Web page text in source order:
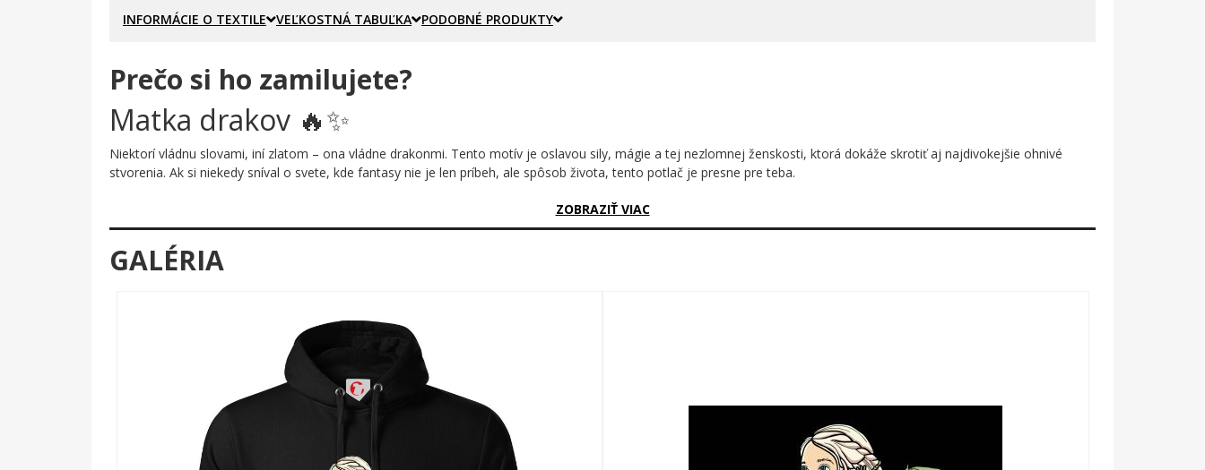
INFORMÁCIE O TEXTILE VEĽKOSTNÁ TABUĽKA PODOBNÉ PRODUKTY
Prečo si ho zamilujete?
Matka drakov 🔥✨
Niektorí vládnu slovami, iní zlatom – ona vládne drakonmi. Tento motív je oslavou sily, mágie a tej nezlomnej ženskosti, ktorá dokáže skrotiť aj najdivokejšie ohnivé
stvorenia. Ak si niekedy sníval o svete, kde fantasy nie je len príbeh, ale spôsob života, tento potlač je presne pre teba.
Kresba zachytáva mladú ženu so svetlými vlasmi, okolo ktorej sa vinie dvojica malých drakov – jeden tmavomodrý, zúrivý a plný ostrých zubov, druhý zelený, hravý,
posadený na jej ramene ako verný spoločník. Celá kompozícia je spracovaná v štýle detailnej ručnej ilustrácie s jemným polotónovým tieňovaním na tmavom pozadí.
Komu urobí radosť?
🔥 Všetkým, čo milujú fantasy svety plné magie a drakov
🖤 Fanúšikom epických seriálov a kníh o moci a osude
✨ Tým, ktorí nosia svoje vnútorné kráľovstvo hrdo na povrchu
💪 Silným ženám aj tým, čo ich obdivujú a inšpirujú sa nimi
Zober moc do vlastných rúk – motív, ktorý hovorí za teba hlasnejšie ako akýkoľvek prejav. Pridaj ho do košíka, kým ho nezoberie niekto iný! 🌟
ZOBRAZIŤ VIAC
GALÉRIA